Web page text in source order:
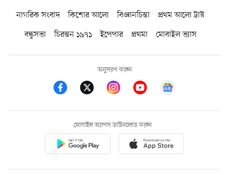
নাগরিক সংবাদ কিশোর আলো বিজ্ঞানচিন্তা
প্রথম আলো ট্রাস্ট
বন্ধুসভা
চিরন্তন ১৯৭১ ইপেপার প্রথমা মোবাইল ভ্যাস
অনুসরণ করুন
মোবাইল অ্যাপস ডাউনলোড করুন